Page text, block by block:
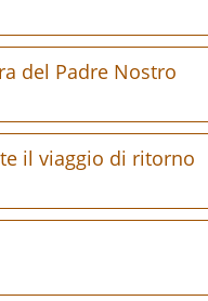
del Padre Nostro
il viaggio di ritorno